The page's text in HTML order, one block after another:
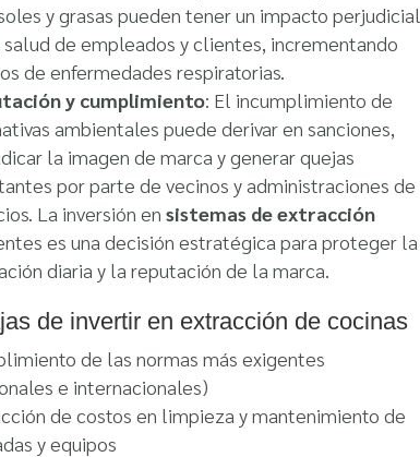
y grasas pueden tener un impacto perjudicial
salud de empleados y clientes, incrementando
de enfermedades respiratorias.
y cumplimiento: El incumplimiento de
ambientales puede derivar en sanciones,
la imagen de marca y generar quejas
por parte de vecinos y administraciones de
La inversión en sistemas de extracción
es una decisión estratégica para proteger la
diaria y la reputación de la marca.
de invertir en extracción de cocinas
de las normas más exigentes
e internacionales)
de costos en limpieza y mantenimiento de
y equipos